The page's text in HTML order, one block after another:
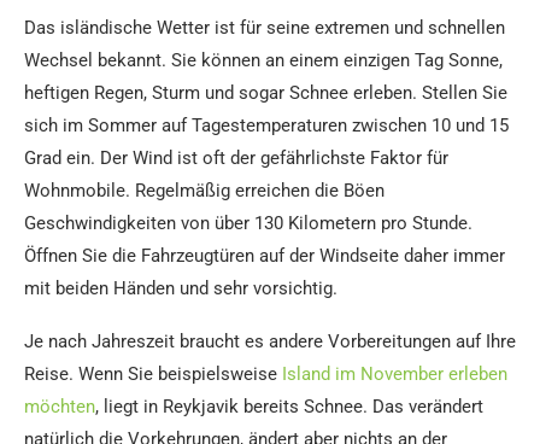
Das isländische Wetter ist für seine extremen und schnellen
Wechsel bekannt. Sie können an einem einzigen Tag Sonne,
heftigen Regen, Sturm und sogar Schnee erleben. Stellen Sie
sich im Sommer auf Tagestemperaturen zwischen 10 und 15
Grad ein. Der Wind ist oft der gefährlichste Faktor für
Wohnmobile. Regelmäßig erreichen die Böen
Geschwindigkeiten von über 130 Kilometern pro Stunde.
Öffnen Sie die Fahrzeugtüren auf der Windseite daher immer
mit beiden Händen und sehr vorsichtig.
Je nach Jahreszeit braucht es andere Vorbereitungen auf Ihre
Reise. Wenn Sie beispielsweise Island im November erleben
möchten, liegt in Reykjavik bereits Schnee. Das verändert
natürlich die Vorkehrungen, ändert aber nichts an der